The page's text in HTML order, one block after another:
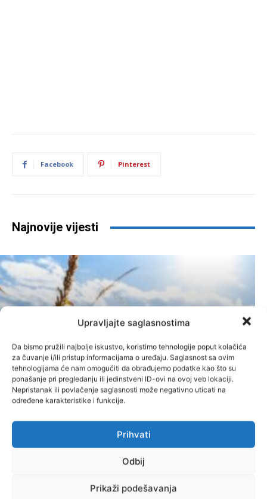
Upravljajte saglasnostima
Da bismo pružili najbolje iskustvo, koristimo tehnologije poput kolačića
za čuvanje i/ili pristup informacijama o uređaju. Saglasnost sa ovim
tehnologijama će nam omogućiti da obrađujemo podatke kao što su
ponašanje pri pregledanju ili jedinstveni ID-ovi na ovoj veb lokaciji.
Nepristanak ili povlačenje saglasnosti može negativno uticati na
određene karakteristike i funkcije.
Prihvati
Odbij
Prikaži podešavanja
Facebook Pinterest
Najnovije vijesti
Kukuruz se suši prije berbe:
Ratari ne znaju hoće li imati šta
prodati
Agrar Administrator - 5. Augusta 2026.